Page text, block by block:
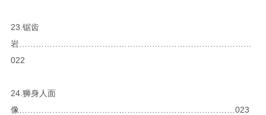
23.锯齿
岩…………………………………………………………………………
022
24.狮身人面
像……………………………………………………………………023